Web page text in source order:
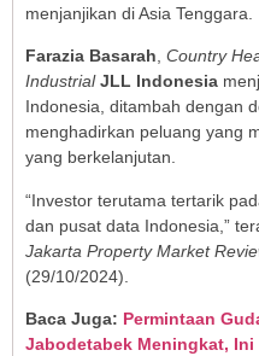
menjanjikan di Asia Tenggara.
Farazia Basarah, Country
Industrial JLL Indonesia
Indonesia, ditambah dengan
menghadirkan peluang yang
yang berkelanjutan.
“Investor terutama tertarik
dan pusat data Indonesia,”
Jakarta Property Market
(29/10/2024).
Baca Juga: Permintaan
Jabodetabek Meningkat, Ini